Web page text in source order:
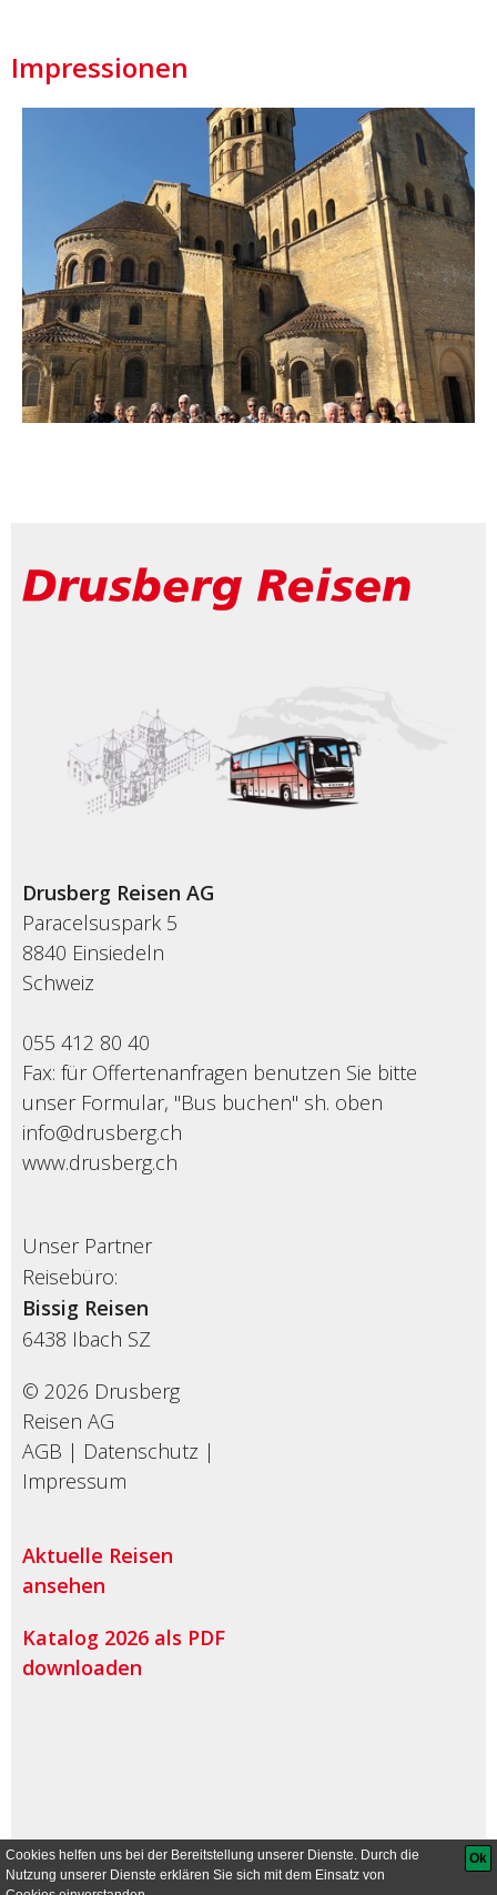
Impressionen
Drusberg Reisen AG
Paracelsuspark 5
8840 Einsiedeln
Schweiz
055 412 80 40
Fax: für Offertenanfragen benutzen Sie bitte
unser Formular, "Bus buchen" sh. oben
info@drusberg.ch
www.drusberg.ch
Unser Partner
Reisebüro:
Bissig Reisen
6438 Ibach SZ
© 2026 Drusberg
Reisen AG
AGB | Datenschutz |
Impressum
Aktuelle Reisen
ansehen
Katalog 2026 als PDF
downloaden